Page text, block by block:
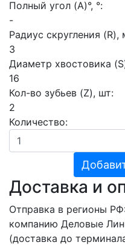
Полный угол (A)°, °:
-
Радиус скругления (R),
3
Диаметр хвостовика
16
Кол-во зубьев (Z), шт:
2
Количество:
Доставка и
Отправка в регионы
компанию Деловые
(доставка до